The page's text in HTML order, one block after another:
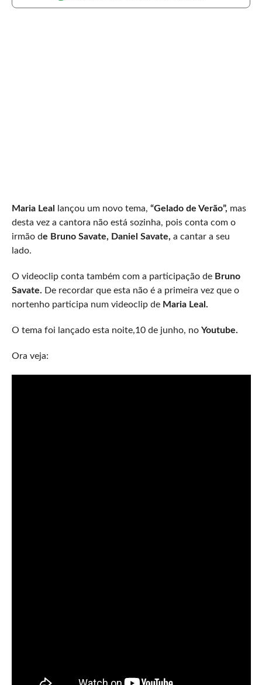
Maria Leal lançou um novo tema, “Gelado de Verão”, mas
desta vez a cantora não está sozinha, pois conta com o
irmão de Bruno Savate, Daniel Savate, a cantar a seu
lado.
O videoclip conta também com a participação de Bruno
Savate. De recordar que esta não é a primeira vez que o
nortenho participa num videoclip de Maria Leal.
O tema foi lançado esta noite,10 de junho, no Youtube.
Ora veja: